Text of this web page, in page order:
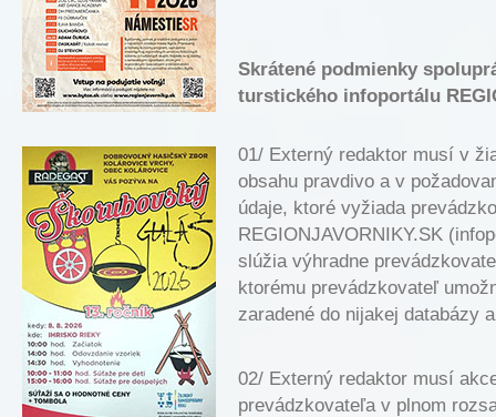
Skrátené podmienky
turstického infoportálu
01/ Externý redaktor musí v
obsahu pravdivo a v
údaje, ktoré vyžiada
REGIONJAVORNIKY.SK
slúžia výhradne
ktorému prevádzkovateľ
zaradené do nijakej databázy
02/ Externý redaktor musí
prevádzkovateľa v plnom